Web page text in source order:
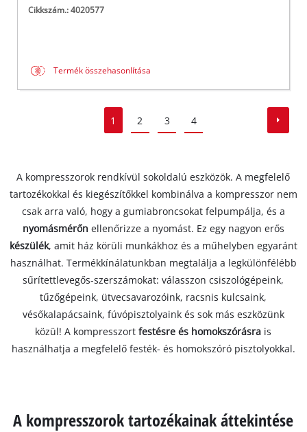
Cikkszám.: 4020577
Termék összehasonlítása
1 2 3 4
A kompresszorok rendkívül sokoldalú eszközök. A megfelelő
tartozékokkal és kiegészítőkkel kombinálva a kompresszor nem
csak arra való, hogy a gumiabroncsokat felpumpálja, és a
nyomásmérőn ellenőrizze a nyomást. Ez egy nagyon erős
készülék, amit ház körüli munkákhoz és a műhelyben egyaránt
használhat. Termékkínálatunkban megtalálja a legkülönfélébb
sűrítettlevegős-szerszámokat: válasszon csiszológépeink,
tűzőgépeink, ütvecsavarozóink, racsnis kulcsaink,
vésőkalapácsaink, fúvópisztolyaink és sok más eszközünk
közül! A kompresszortfestésre és homokszórásra is
használhatja a megfelelő festék- és homokszóró pisztolyokkal.
A kompresszorok tartozékainak áttekintése